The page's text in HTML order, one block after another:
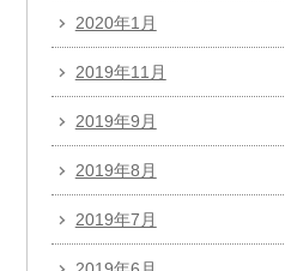
2020年1月
2019年11月
2019年9月
2019年8月
2019年7月